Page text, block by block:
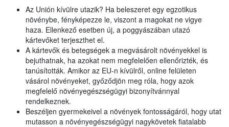
Az Unión kívülre utazik? Ha beleszeret egy egzotikus
növénybe, fényképezze le, viszont a magokat ne vigye
haza. Ellenkező esetben új, a poggyászában utazó
kártevőket terjeszthet el.
A kártevők és betegségek a megvásárolt növényekkel is
bejuthatnak, ha azokat nem megfelelően ellenőrizték, és
tanúsították. Amikor az EU-n kívülről, online felületen
vásárol növényeket, győződjön meg róla, hogy azok
megfelelő növényegészségügyi bizonyítvánnyal
rendelkeznek.
Beszéljen gyermekeivel a növények fontosságáról, hogy utat
mutasson a növényegészségügyi nagykövetek fiatalabb